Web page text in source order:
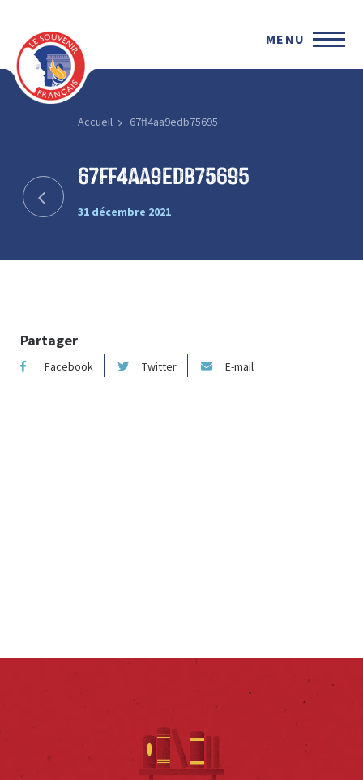
MENU
Accueil 67ff4aa9edb75695
67ff4aa9edb75695
31 décembre 2021
Partager
Facebook Twitter E-mail